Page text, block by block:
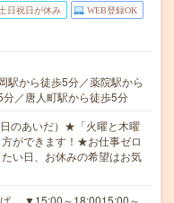
土日祝日が休み WEB登録OK
駅から徒歩5分／薬院駅から
／唐人町駅から徒歩5分
のあいだ）★「火曜と木曜
ができます！★お仕事ゼロ
い日、お休みの希望はお気
… ▼15:00～18:0015:00～